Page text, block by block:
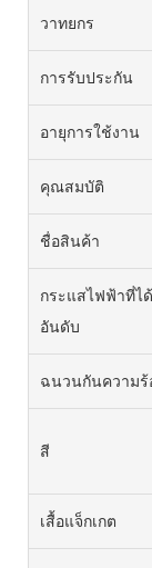
วาทยกร
การรับประกัน
อายุการใช้งาน
คุณสมบัติ
ชื่อสินค้า
กระแสไฟฟ้าที่ไ
อันดับ
ฉนวนกันความร้
สี
เสื้อแจ็กเกต